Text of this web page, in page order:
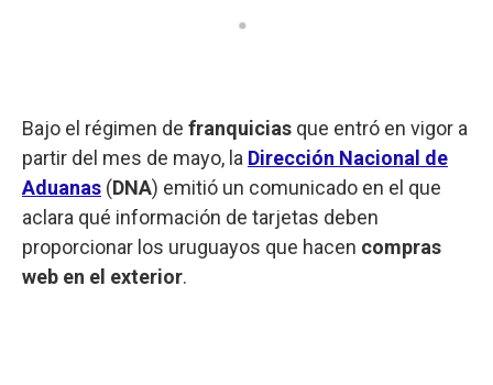
Bajo el régimen de franquicias que entró en vigor a
partir del mes de mayo, la Dirección Nacional de
Aduanas (DNA) emitió un comunicado en el que
aclara qué información de tarjetas deben
proporcionar los uruguayos que hacen compras
web en el exterior.